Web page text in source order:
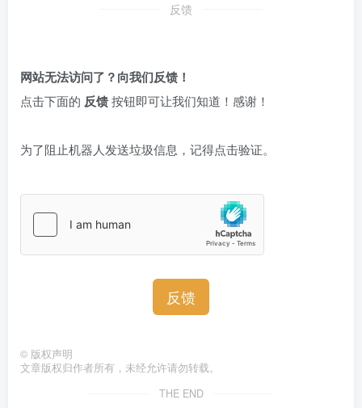
反馈
网站无法访问了？向我们反馈！
点击下面的 反馈按钮即可让我们知道！感谢！
为了阻止机器人发送垃圾信息，记得点击验证。
反馈
© 版权声明
文章版权归作者所有，未经允许请勿转载。
THE END